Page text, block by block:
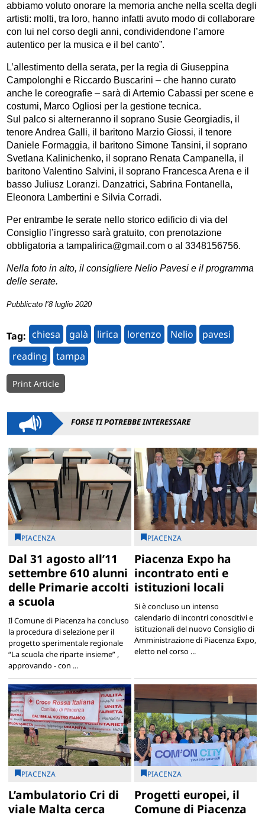
abbiamo voluto onorare la memoria anche nella scelta degli
artisti: molti, tra loro, hanno infatti avuto modo di collaborare
con lui nel corso degli anni, condividendone l’amore
autentico per la musica e il bel canto”.
L’allestimento della serata, per la regìa di Giuseppina
Campolonghi e Riccardo Buscarini – che hanno curato
anche le coreografie – sarà di Artemio Cabassi per scene e
costumi, Marco Ogliosi per la gestione tecnica.
Sul palco si alterneranno il soprano Susie Georgiadis, il
tenore Andrea Galli, il baritono Marzio Giossi, il tenore
Daniele Formaggia, il baritono Simone Tansini, il soprano
Svetlana Kalinichenko, il soprano Renata Campanella, il
baritono Valentino Salvini, il soprano Francesca Arena e il
basso Juliusz Loranzi. Danzatrici, Sabrina Fontanella,
Eleonora Lambertini e Silvia Corradi.
Per entrambe le serate nello storico edificio di via del
Consiglio l’ingresso sarà gratuito, con prenotazione
obbligatoria a tampalirica@gmail.com o al 3348156756.
Nella foto in alto, il consigliere Nelio Pavesi e il programma
delle serate.
Pubblicato l’8 luglio 2020
Tag: chiesa galà lirica lorenzo Nelio
pavesi
reading
tampa
Print Article
FORSE TI POTREBBE INTERESSARE
PIACENZA
Dal 31 agosto all’11
settembre 610 alunni
delle Primarie accolti
a scuola
Il Comune di Piacenza ha concluso
la procedura di selezione per il
progetto sperimentale regionale
“La scuola che riparte insieme” ,
approvando - con ...
PIACENZA
Piacenza Expo ha
incontrato enti e
istituzioni locali
Si è concluso un intenso
calendario di incontri conoscitivi e
istituzionali del nuovo Consiglio di
Amministrazione di Piacenza Expo,
eletto nel corso ...
PIACENZA
L’ambulatorio Cri di
viale Malta cerca
PIACENZA
Progetti europei, il
Comune di Piacenza